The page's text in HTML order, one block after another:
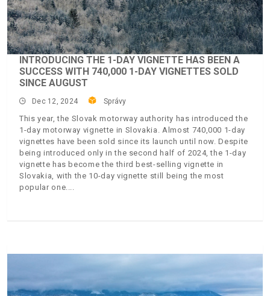
INTRODUCING THE 1-DAY VIGNETTE HAS BEEN A
SUCCESS WITH 740,000 1-DAY VIGNETTES SOLD
SINCE AUGUST
Dec 12, 2024 Správy
This year, the Slovak motorway authority has introduced the
1-day motorway vignette in Slovakia. Almost 740,000 1-day
vignettes have been sold since its launch until now. Despite
being introduced only in the second half of 2024, the 1-day
vignette has become the third best-selling vignette in
Slovakia, with the 10-day vignette still being the most
popular one.